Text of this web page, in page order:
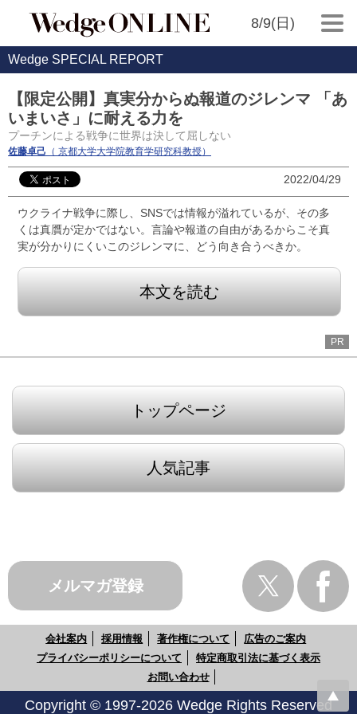
8/9(日)
Wedge SPECIAL REPORT
【限定公開】真実分からぬ報道のジレンマ 「あ
いまいさ」に耐える力を
プーチンによる戦争に世界は決して屈しない
佐藤卓己 （ 京都大学大学院教育学研究科教授）
2022/04/29
ウクライナ戦争に際し、SNSでは情報が溢れているが、その多
くは真贋が定かではない。言論や報道の自由があるからこそ真
実が分かりにくいこのジレンマに、どう向き合うべきか。
本文を読む
PR
トップページ
人気記事
メルマガ登録
会社案内 採用情報 著作権について
広告のご案内
プライバシーポリシーについて
特定商取引法に基づく表示
お問い合わせ
Copyright © 1997-2026 Wedge Rights Reserved